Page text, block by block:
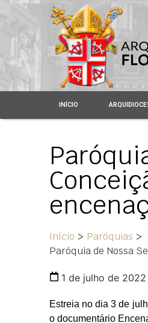
INÍCIO
Início > Paróquias >
Paróquia de Nossa
1 de julho de 2022
Estreia no dia 3 de
o documentário